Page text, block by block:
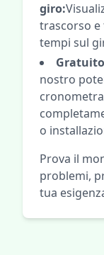
giro:
trascorso
tempi sul
nostro
o
Prova il
problemi,
tua